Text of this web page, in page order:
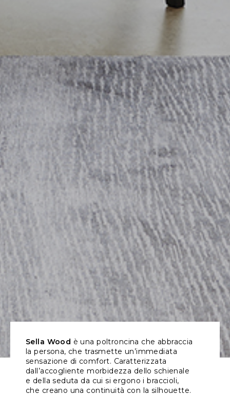
Sella Wood è una poltroncina che abbraccia
la persona, che trasmette un’immediata
sensazione di comfort. Caratterizzata
dall’accogliente morbidezza dello schienale
e della seduta da cui si ergono i braccioli,
che creano una continuità con la silhouette.